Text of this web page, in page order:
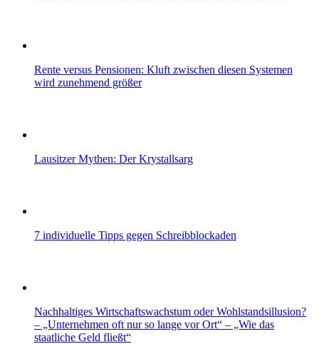
Rente versus Pensionen: Kluft zwischen diesen Systemen
wird zunehmend größer
Lausitzer Mythen: Der Krystallsarg
7 individuelle Tipps gegen Schreibblockaden
Nachhaltiges Wirtschaftswachstum oder Wohlstandsillusion?
– „Unternehmen oft nur so lange vor Ort“ – „Wie das
staatliche Geld fließt“